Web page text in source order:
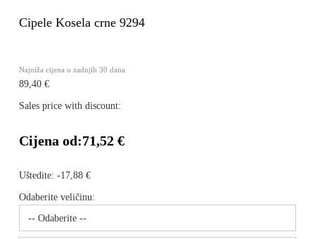
Cipele Kosela crne 9294
Najniža cijena u zadnjih 30 dana
89,40 €
Sales price with discount:
Cijena od:71,52 €
Uštedite: -17,88 €
Odaberite veličinu: